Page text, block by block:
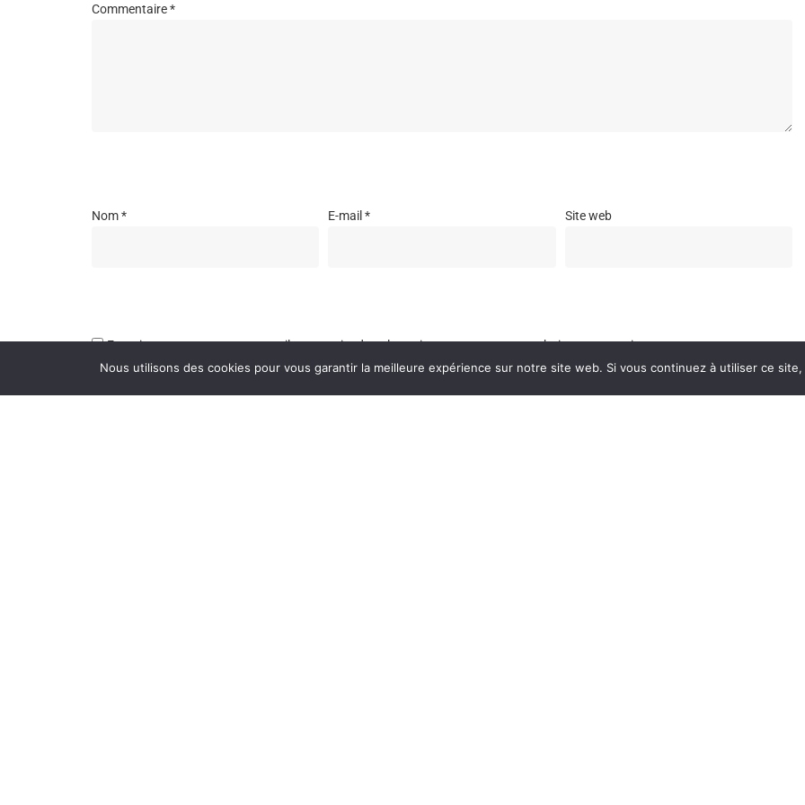
Commentaire*
Nom* E-mail* Site web
Enregistrer mon nom, mon e-mail et mon site dans le navigateur pour mon prochain commentaire.
Nous utilisons des cookies pour vous garantir la meilleure expérience sur notre site web. Si vous continuez à utiliser ce